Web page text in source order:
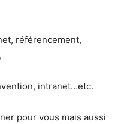
référencement,
intranet…etc.
pour vous mais aussi